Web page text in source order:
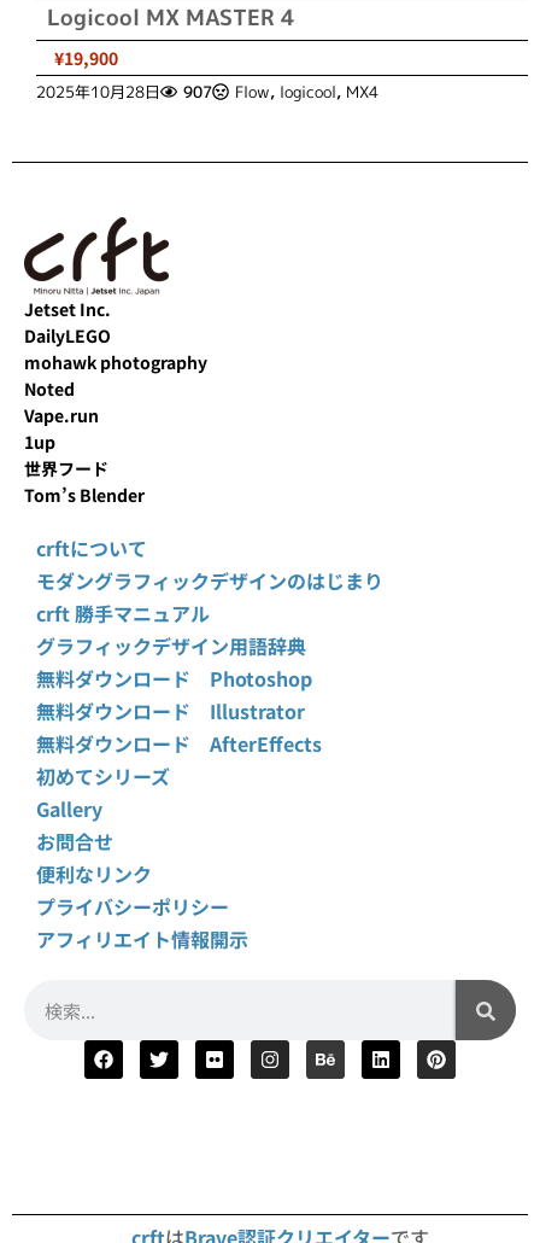
Logicool MX MASTER 4
¥19,900
2025年10月28日 907 Flow, logicool, MX4
Jetset Inc.
DailyLEGO
mohawk photography
Noted
Vape.run
1up
世界フード
Tom’s Blender
crftについて
モダングラフィックデザインのはじまり
crft 勝手マニュアル
グラフィックデザイン用語辞典
無料ダウンロード Photoshop
無料ダウンロード Illustrator
無料ダウンロード AfterEffects
初めてシリーズ
Gallery
お問合せ
便利なリンク
プライバシーポリシー
アフィリエイト情報開示
crftはBrave認証クリエイターです